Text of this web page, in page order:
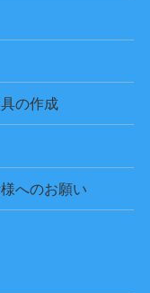
の作成
へのお願い